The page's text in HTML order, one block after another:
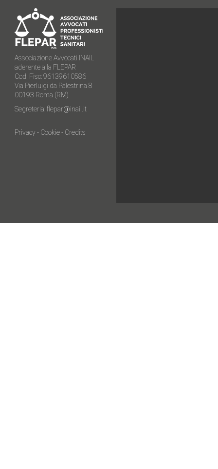
Associazione Avvocati INAIL
aderente alla FLEPAR
Cod. Fisc: 96139610586
Via Pierluigi da Palestrina 8
00193 Roma (RM)
Segreteria:flepar@inail.it
Privacy- Cookie- Credits